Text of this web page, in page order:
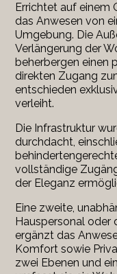
Errichtet auf einem
das Anwesen von
Umgebung. Die
Verlängerung der
beherbergen einen
direkten Zugang
entschieden
verleiht.
Die Infrastruktur
durchdacht,
vollständige
der Eleganz
Eine zweite,
Hauspersonal oder
ergänzt das
Komfort sowie
zwei Ebenen und